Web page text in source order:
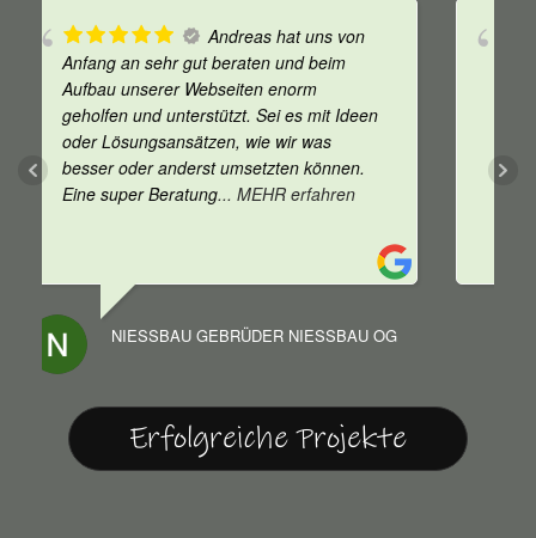
Sehr guter Austausch
und kompetenter Geschäftspartner mit
ideenreichen Lösungsansätzen, weiter auf
eine gemeinsame erfolgreiche
Zusammenarbeit.
KO MA
Erfolgreiche Projekte